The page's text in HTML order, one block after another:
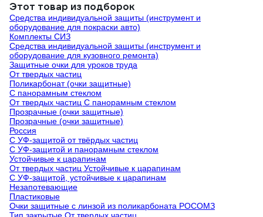
Этот товар из подборок
Средства индивидуальной защиты (инструмент и
оборудование для покраски авто)
Комплекты СИЗ
Средства индивидуальной защиты (инструмент и
оборудование для кузовного ремонта)
Защитные очки для уроков труда
От твердых частиц
Поликарбонат (очки защитные)
С панорамным стеклом
От твердых частиц С панорамным стеклом
Прозрачные (очки защитные)
Прозрачные (очки защитные)
Россия
С УФ-защитой от твёрдых частиц
С УФ-защитой и панорамным стеклом
Устойчивые к царапинам
От твердых частиц Устойчивые к царапинам
С УФ-защитой, устойчивые к царапинам
Незапотевающие
Пластиковые
Очки защитные с линзой из поликарбоната РОСОМЗ